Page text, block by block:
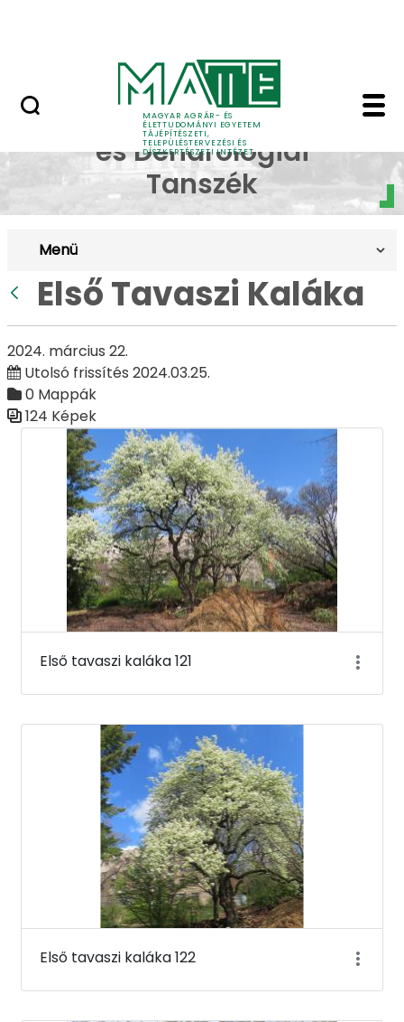
MAGYAR AGRÁR- ÉS
ÉLETTUDOMÁNYI EGYETEM
TÁJÉPÍTÉSZETI,
TELEPÜLÉSTERVEZÉSI ÉS
DÍSZKERTÉSZETI INTÉZET
Első Tavaszi Kaláka
Dísznövénytermesztési
és Dendrológiai
Tanszék
Menü
Első Tavaszi Kaláka
2024. március 22.
Utolsó frissítés 2024.03.25.
0 Mappák
124 Képek
Médiatár
Első tavaszi kaláka 121
Első tavaszi kaláka 122